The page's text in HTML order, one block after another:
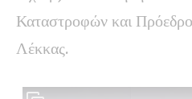
Καταστροφών και
Λέκκας.